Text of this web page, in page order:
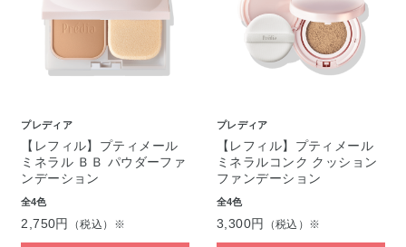
プレディア
【レフィル】プティメール
ミネラル ＢＢ パウダーファ
ンデーション
全4色
2,750円 （税込）※
プレディア
【レフィル】プティメール
ミネラルコンク クッション
ファンデーション
全4色
3,300円 （税込）※